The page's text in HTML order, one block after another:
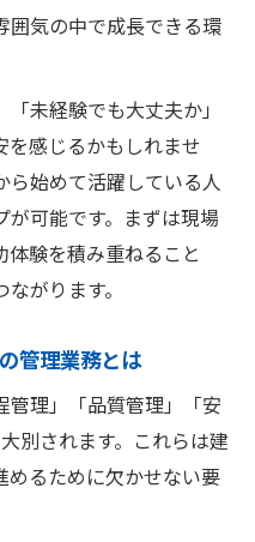
囲気の中で成長できる環
未経験でも大丈夫か」
を感じるかもしれませ
ら始めて活躍している人
可能です。まずは現場
験を積み重ねること
がります。
管理業務とは
管理」「品質管理」「安
別されます。これらは建
めるために欠かせない要